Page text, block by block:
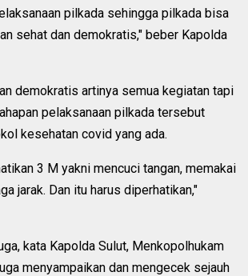
pilkada sehingga pilkada bisa
sehat dan demokratis," beber Kapolda
demokratis artinya semua kegiatan tapi
pelaksanaan pilkada tersebut
kesehatan covid yang ada.
3 M yakni mencuci tangan, memakai
jarak. Dan itu harus diperhatikan,"
kata Kapolda Sulut, Menkopolhukam
menyampaikan dan mengecek sejauh